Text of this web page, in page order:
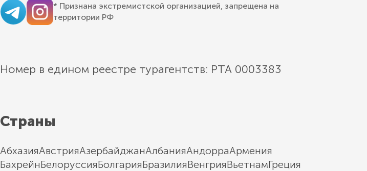
* Признана экстремистской организацией, запрещена на
территории РФ
Номер в едином реестре турагентств: РТА 0003383
Страны
АбхазияАвстрияАзербайджанАлбанияАндорраАрмения
БахрейнБелоруссияБолгарияБразилияВенгрияВьетнамГреция